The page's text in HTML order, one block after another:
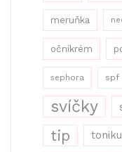
meruňka
očníkrém
sephora spf
svíčky
tip